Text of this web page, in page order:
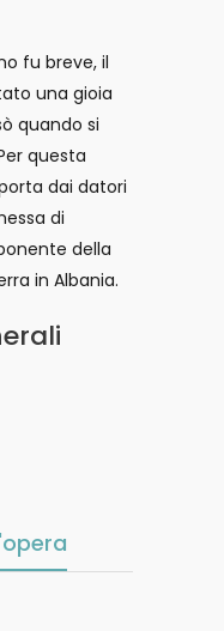
fu breve, il
una gioia
quando si
questa
dai datori
di
della
in Albania.